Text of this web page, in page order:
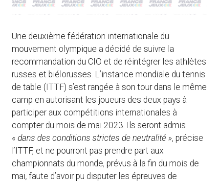
Une deuxième fédération internationale du
mouvement olympique a décidé de suivre la
recommandation du CIO et de réintégrer les athlètes
russes et biélorusses. L’instance mondiale du tennis
de table (ITTF) s’est rangée à son tour dans le même
camp en autorisant les joueurs des deux pays à
participer aux compétitions internationales à
compter du mois de mai 2023. Ils seront admis
« dans des conditions strictes de neutralité », précise
l’ITTF, et ne pourront pas prendre part aux
championnats du monde, prévus à la fin du mois de
mai, faute d’avoir pu disputer les épreuves de